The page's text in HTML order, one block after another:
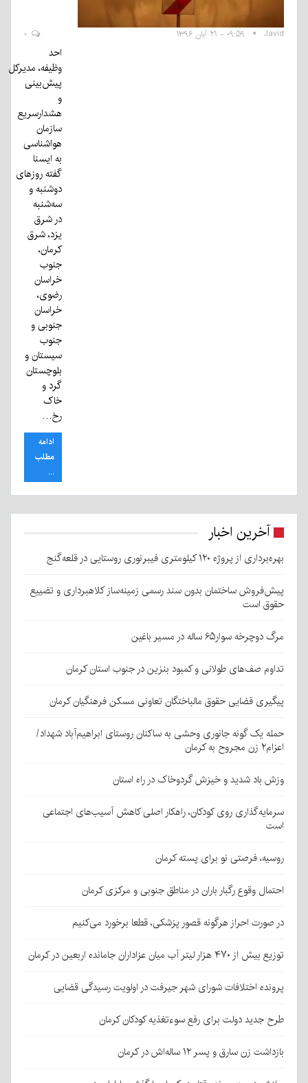
Javid ۰۹:۵۹ - ۲۱ آبان ۱۳۹۶
احد
وظیفه، مدیرکل
پیش‌بینی
و
هشدارسریع
سازمان
هواشناسی
به ایسنا
گفته روزهای
دوشنبه و
سه‌شنبه
در شرق
یزد، شرق
کرمان،
جنوب
خراسان
رضوی،
خراسان
جنوبی و
جنوب
سیستان و
بلوچستان
گرد و
خاک
رخ…
ادامه
مطلب
...
آخرین اخبار
بهره‌برداری از پروژه ۱۲۰ کیلومتری فیبرنوری روستایی در قلعه‌گنج
پیش‌فروش ساختمان بدون سند رسمی زمینه‌ساز کلاهبرداری و تضییع
حقوق است
مرگ دوچرخه سوار۶۵ ساله در مسیر باغین
تداوم صف‌های طولانی و کمبود بنزین در جنوب استان کرمان
پیگیری قضایی حقوق مالباختگان تعاونی مسکن فرهنگیان کرمان
حمله یک گونه جانوری وحشی به ساکنان روستای ابراهیم‌آباد شهداد/
اعزام۲ زن مجروح به کرمان
وزش باد شدید و خیزش گردوخاک در راه استان
سرمایه‌گذاری روی کودکان، راهکار اصلی کاهش آسیب‌های اجتماعی
است
روسیه، فرصتی نو برای پسته کرمان
احتمال وقوع رگبار باران در مناطق جنوبی و مرکزی کرمان
در صورت احراز هرگونه قصور پزشکی، قطعا برخورد می‌کنیم
توزیع بیش از ۴۷۰ هزار لیتر آب میان عزاداران جامانده اربعین در کرمان
پرونده اختلافات شورای شهر جیرفت در اولویت رسیدگی قضایی
طرح جدید دولت برای رفع سوءتغذیه کودکان کرمان
بازداشت زن سارق و پسر ۱۲ ساله‌اش در کرمان